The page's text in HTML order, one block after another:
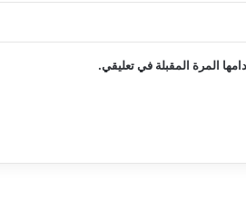
المرة المقبلة في تعليقي.